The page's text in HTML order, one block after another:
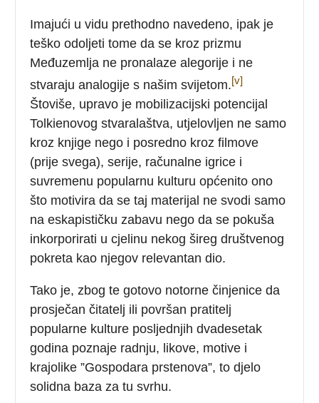
Imajući u vidu prethodno navedeno, ipak je
teško odoljeti tome da se kroz prizmu
Međuzemlja ne pronalaze alegorije i ne
stvaraju analogije s našim svijetom.[v]
Štoviše, upravo je mobilizacijski potencijal
Tolkienovog stvaralaštva, utjelovljen ne samo
kroz knjige nego i posredno kroz filmove
(prije svega), serije, računalne igrice i
suvremenu popularnu kulturu općenito ono
što motivira da se taj materijal ne svodi samo
na eskapističku zabavu nego da se pokuša
inkorporirati u cjelinu nekog šireg društvenog
pokreta kao njegov relevantan dio.
Tako je, zbog te gotovo notorne činjenice da
prosječan čitatelj ili površan pratitelj
popularne kulture posljednjih dvadesetak
godina poznaje radnju, likove, motive i
krajolike ”Gospodara prstenova”, to djelo
solidna baza za tu svrhu.